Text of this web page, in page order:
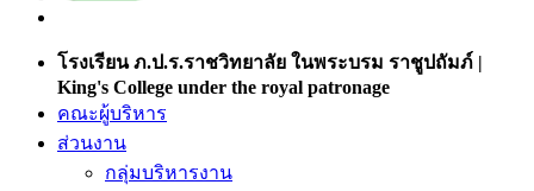
โรงเรียน ภ.ป.ร.ราชวิทยาลัย ในพระบรม ราชูปถัมภ์ |
King's College under the royal patronage
คณะผู้บริหาร
ส่วนงาน
กลุ่มบริหารงาน